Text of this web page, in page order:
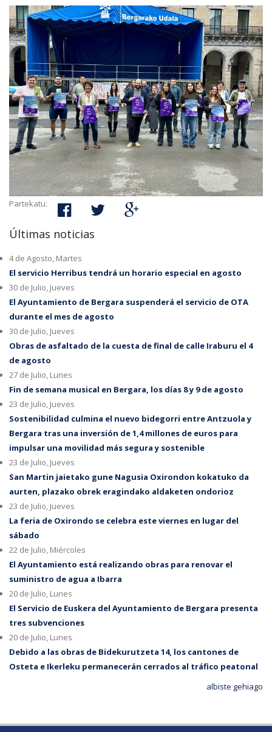
Partekatu:
Últimas noticias
4 de Agosto, Martes
El servicio Herribus tendrá un horario especial en agosto
30 de Julio, Jueves
El Ayuntamiento de Bergara suspenderá el servicio de OTA
durante el mes de agosto
30 de Julio, Jueves
Obras de asfaltado de la cuesta de final de calle Iraburu el 4
de agosto
27 de Julio, Lunes
Fin de semana musical en Bergara, los días 8 y 9 de agosto
23 de Julio, Jueves
Sostenibilidad culmina el nuevo bidegorri entre Antzuola y
Bergara tras una inversión de 1,4 millones de euros para
impulsar una movilidad más segura y sostenible
23 de Julio, Jueves
San Martin jaietako gune Nagusia Oxirondon kokatuko da
aurten, plazako obrek eragindako aldaketen ondorioz
23 de Julio, Jueves
La feria de Oxirondo se celebra este viernes en lugar del
sábado
22 de Julio, Miércoles
El Ayuntamiento está realizando obras para renovar el
suministro de agua a Ibarra
20 de Julio, Lunes
El Servicio de Euskera del Ayuntamiento de Bergara presenta
tres subvenciones
20 de Julio, Lunes
Debido a las obras de Bidekurutzeta 14, los cantones de
Osteta e Ikerleku permanecerán cerrados al tráfico peatonal
albiste gehiago